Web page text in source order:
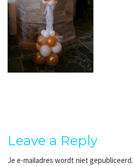
Leave a Reply
Je e-mailadres wordt niet gepubliceerd.